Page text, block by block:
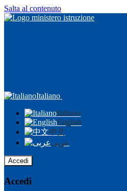
Salta al contenuto
Italiano
Italiano
English
中文
عربى
Accedi
Accedi